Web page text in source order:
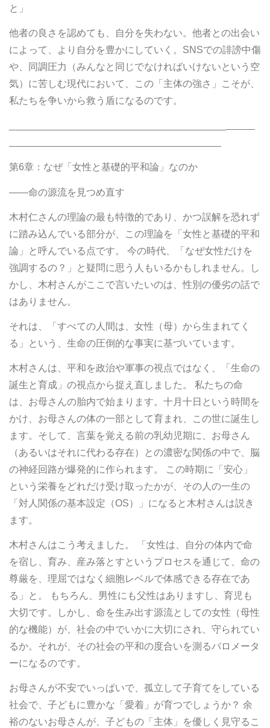
と」
他者の良さを認めても、自分を失わない。他者との出会い
によって、より自分を豊かにしていく。SNSでの誹謗中傷
や、同調圧力（みんなと同じでなければいけないという空
気）に苦しむ現代において、この「主体の強さ」こそが、
私たちを争いから救う盾になるのです。
第6章：なぜ「女性と基礎的平和論」なのか
――命の源流を見つめ直す
木村仁さんの理論の最も特徴的であり、かつ誤解を恐れず
に踏み込んでいる部分が、この理論を「女性と基礎的平和
論」と呼んでいる点です。 今の時代、「なぜ女性だけを
強調するの？」と疑問に思う人もいるかもしれません。し
かし、木村さんがここで言いたいのは、性別の優劣の話で
はありません。
それは、「すべての人間は、女性（母）から生まれてく
る」という、生命の圧倒的な事実に基づいています。
木村さんは、平和を政治や軍事の視点ではなく、「生命の
誕生と育成」の視点から捉え直しました。 私たちの命
は、お母さんの胎内で始まります。十月十日という時間を
かけ、お母さんの体の一部として育まれ、この世に誕生し
ます。そして、言葉を覚える前の乳幼児期に、お母さん
（あるいはそれに代わる存在）との濃密な関係の中で、脳
の神経回路が爆発的に作られます。 この時期に「安心」
という栄養をどれだけ受け取ったかが、その人の一生の
「対人関係の基本設定（OS）」になると木村さんは説き
ます。
木村さんはこう考えました。 「女性は、自分の体内で命
を宿し、育み、産み落とすというプロセスを通じて、命の
尊厳を、理屈ではなく細胞レベルで体感できる存在であ
る」と。 もちろん、男性にも父性はありますし、育児も
大切です。しかし、命を生み出す源流としての女性（母性
的な機能）が、社会の中でいかに大切にされ、守られてい
るか。それが、その社会の平和の度合いを測るバロメータ
ーになるのです。
お母さんが不安でいっぱいで、孤立して子育てをしている
社会で、子どもに豊かな「愛着」が育つでしょうか？ 余
裕のないお母さんが、子どもの「主体」を優しく見守るこ